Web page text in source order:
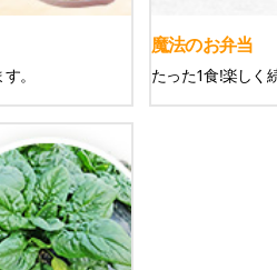
。
魔法のお弁当
たった1食!楽しく